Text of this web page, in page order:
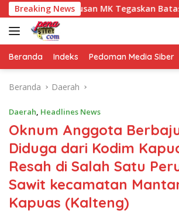
Langsung
ke
konten
Breaking News
Putusan MK Tegaskan Batas
Beranda Indeks Pedoman Media Siber
Beranda Daerah
Daerah, Headlines News
Oknum Anggota
Diduga dari Kodim
Resah di Salah Satu
Sawit kecamatan
Kapuas (Kalteng)